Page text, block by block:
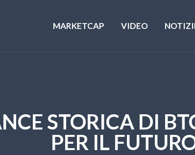
MARKETCAP VIDEO
STORICA DI
PER IL